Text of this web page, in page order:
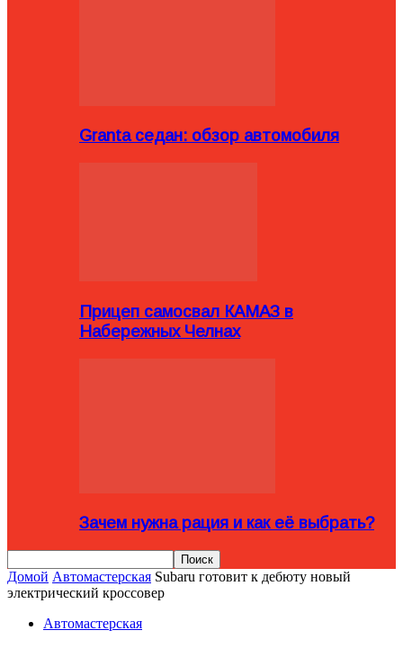
Granta седан: обзор автомобиля
Прицеп самосвал КАМАЗ в
Набережных Челнах
Зачем нужна рация и как её выбрать?
Домой Автомастерская Subaru готовит к дебюту новый
электрический кроссовер
Автомастерская